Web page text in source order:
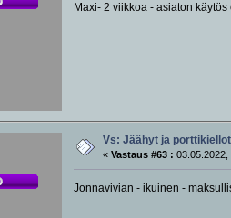
Maxi- 2 viikkoa - asiaton käytös
Vs: Jäähyt ja porttikiellot
« Vastaus #63 : 03.05.2022,
Jonnavivian - ikuinen -